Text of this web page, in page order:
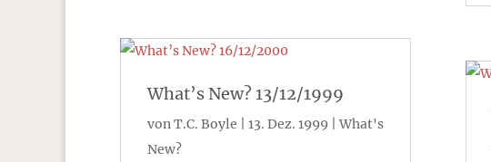
What’s New? 13/12/1999
von T.C. Boyle 13. Dez. 1999 |What's
New?